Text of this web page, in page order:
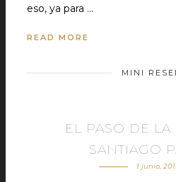
eso, ya para …
READ MORE
MINI
EL PASO DE
SANTIAGO
1 junio,